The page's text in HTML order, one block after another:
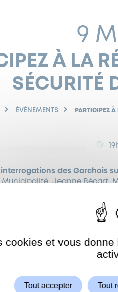
9
À LA
SÉCURITÉ
ÉVÉNEMENTS PARTICIPEZ
interrogations des Garchois
Jeanne Bécart,
de Madame la Commissaire et
cookies et vous
Tout accepter Tout